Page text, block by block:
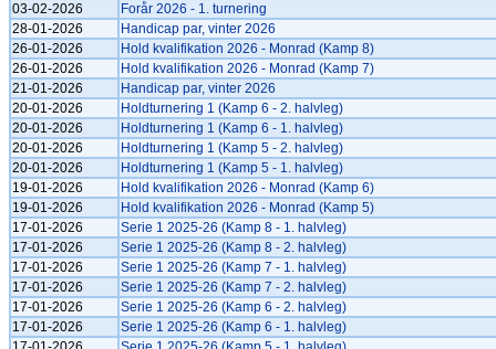
03-02-2026
Forår 2026 - 1. turnering
28-01-2026
Handicap par, vinter 2026
26-01-2026
Hold kvalifikation 2026 - Monrad (Kamp 8)
26-01-2026
Hold kvalifikation 2026 - Monrad (Kamp 7)
21-01-2026
Handicap par, vinter 2026
20-01-2026
Holdturnering 1 (Kamp 6 - 2. halvleg)
20-01-2026
Holdturnering 1 (Kamp 6 - 1. halvleg)
20-01-2026
Holdturnering 1 (Kamp 5 - 2. halvleg)
20-01-2026
Holdturnering 1 (Kamp 5 - 1. halvleg)
19-01-2026
Hold kvalifikation 2026 - Monrad (Kamp 6)
19-01-2026
Hold kvalifikation 2026 - Monrad (Kamp 5)
17-01-2026
Serie 1 2025-26 (Kamp 8 - 1. halvleg)
17-01-2026
Serie 1 2025-26 (Kamp 8 - 2. halvleg)
17-01-2026
Serie 1 2025-26 (Kamp 7 - 1. halvleg)
17-01-2026
Serie 1 2025-26 (Kamp 7 - 2. halvleg)
17-01-2026
Serie 1 2025-26 (Kamp 6 - 2. halvleg)
17-01-2026
Serie 1 2025-26 (Kamp 6 - 1. halvleg)